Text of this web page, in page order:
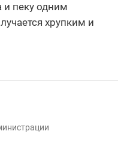
и пеку одним
хрупким и